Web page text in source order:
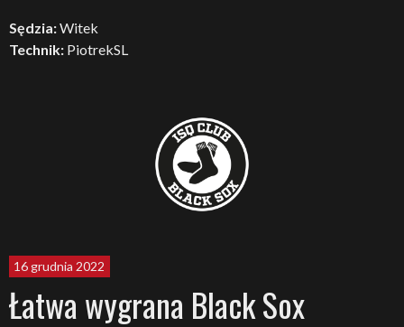
Sędzia:Witek
Technik: PiotrekSL
16 grudnia 2022
Łatwa wygrana Black Sox